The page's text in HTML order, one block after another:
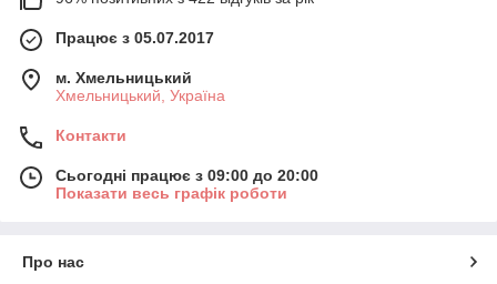
Працює з 05.07.2017
м. Хмельницький
Хмельницький, Україна
Контакти
Сьогодні працює з 09:00 до 20:00
Показати весь графік роботи
Про нас